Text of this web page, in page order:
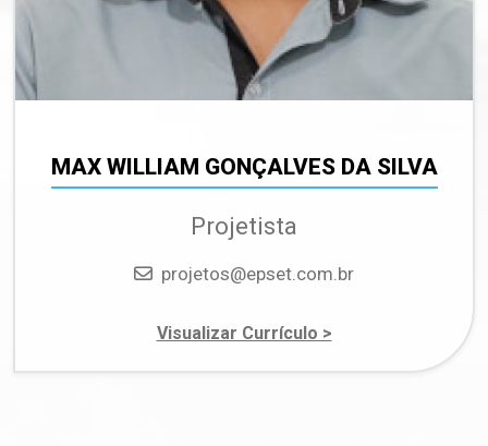
MAX WILLIAM GONÇALVES DA SILVA
Projetista
Email
projetos@epset.com.br
Visualizar Currículo >sobre Max William